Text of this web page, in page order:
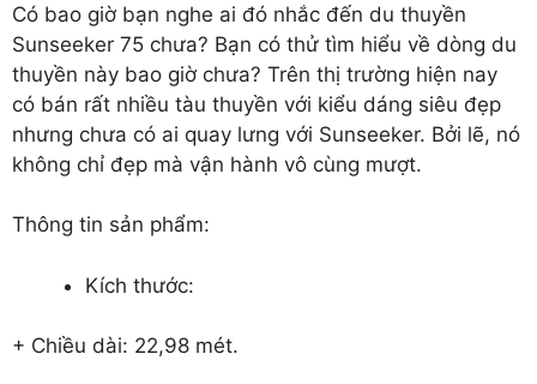
Có bao giờ bạn nghe ai đó nhắc đến du thuyền
Sunseeker 75 chưa? Bạn có thử tìm hiểu về dòng du
thuyền này bao giờ chưa? Trên thị trường hiện nay
có bán rất nhiều tàu thuyền với kiểu dáng siêu đẹp
nhưng chưa có ai quay lưng với Sunseeker. Bởi lẽ, nó
không chỉ đẹp mà vận hành vô cùng mượt.
Thông tin sản phẩm:
Kích thước:
+ Chiều dài: 22,98 mét.